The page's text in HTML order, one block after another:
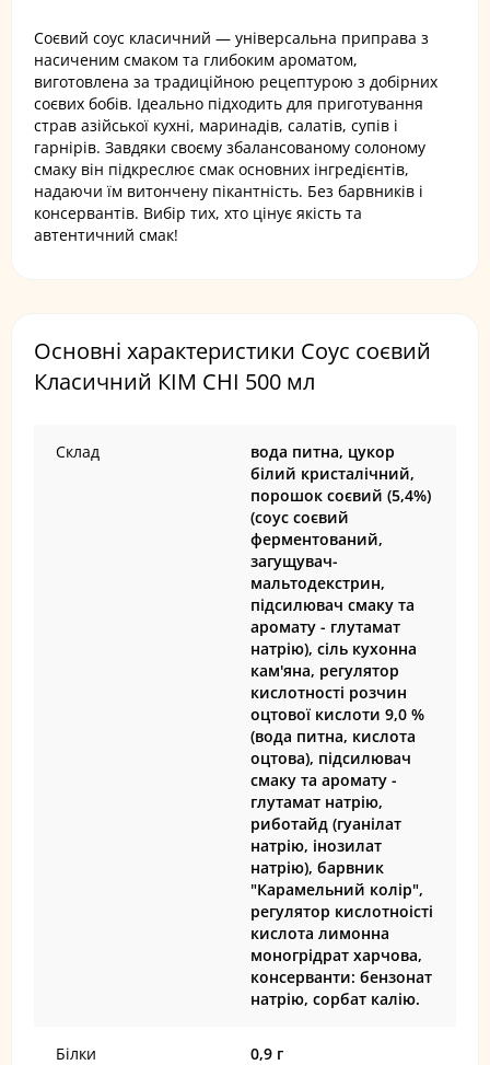
Соєвий соус класичний — універсальна приправа з
насиченим смаком та глибоким ароматом,
виготовлена за традиційною рецептурою з добірних
соєвих бобів. Ідеально підходить для приготування
страв азійської кухні, маринадів, салатів, супів і
гарнірів. Завдяки своєму збалансованому солоному
смаку він підкреслює смак основних інгредієнтів,
надаючи їм витончену пікантність. Без барвників і
консервантів. Вибір тих, хто цінує якість та
автентичний смак!
Основні характеристики Соус соєвий
Класичний КІМ СНІ 500 мл
Склад
вода питна, цукор
білий кристалічний,
порошок соєвий (5,4%)
(соус соєвий
ферментований,
загущувач-
мальтодекстрин,
підсилювач смаку та
аромату - глутамат
натрію), сіль кухонна
кам'яна, регулятор
кислотності розчин
оцтової кислоти 9,0 %
(вода питна, кислота
оцтова), підсилювач
смаку та аромату -
глутамат натрію,
риботайд (гуанілат
натрію, інозилат
натрію), барвник
"Карамельний колір",
регулятор кислотноісті
кислота лимонна
моногрідрат харчова,
консерванти: бензонат
натрію, сорбат калію.
Білки 0,9 г